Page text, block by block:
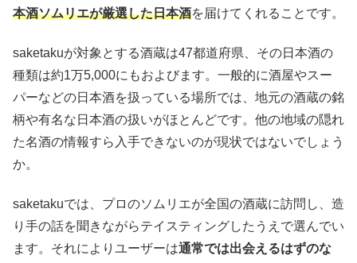
本酒ソムリエが厳選した日本酒を届けてくれることです。
saketakuが対象とする酒蔵は47都道府県、その日本酒の
種類は約1万5,000にもおよびます。一般的に酒屋やスー
パーなどの日本酒を扱っている場所では、地元の酒蔵の銘
柄や有名な日本酒の扱いがほとんどです。他の地域の隠れ
た名酒の情報すら入手できないのが現状ではないでしょう
か。
saketakuでは、プロのソムリエが全国の酒蔵に訪問し、造
り手の話を聞きながらテイスティングしたうえで選んでい
ます。それによりユーザーは通常では出会えるはずのな